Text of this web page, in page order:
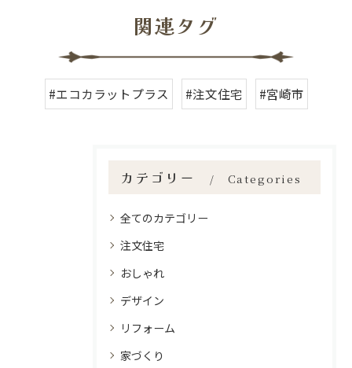
関連タグ
#エコカラットプラス #注文住宅 #宮崎市
カテゴリー Categories
全てのカテゴリー
注文住宅
おしゃれ
デザイン
リフォーム
家づくり